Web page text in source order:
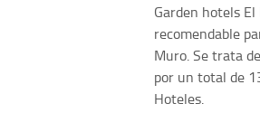
Garden hotels
recomendable
Muro. Se trata
por un total de
Hoteles.